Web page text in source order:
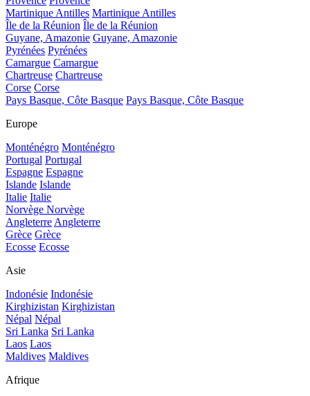
Martinique Antilles Martinique Antilles
Île de la Réunion Île de la Réunion
Guyane, Amazonie Guyane, Amazonie
Pyrénées Pyrénées
Camargue Camargue
Chartreuse Chartreuse
Corse Corse
Pays Basque, Côte Basque Pays Basque, Côte Basque
Europe
Monténégro Monténégro
Portugal Portugal
Espagne Espagne
Islande Islande
Italie Italie
Norvège Norvège
Angleterre Angleterre
Grèce Grèce
Ecosse Ecosse
Asie
Indonésie Indonésie
Kirghizistan Kirghizistan
Népal Népal
Sri Lanka Sri Lanka
Laos Laos
Maldives Maldives
Afrique